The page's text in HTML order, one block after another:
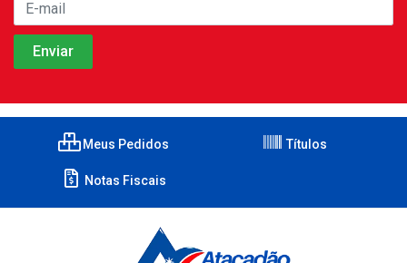
Meus Pedidos Títulos
Notas Fiscais